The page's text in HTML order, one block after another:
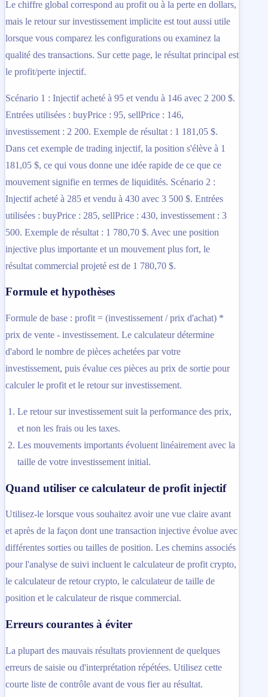
Le chiffre global correspond au profit ou à la perte en dollars,
mais le retour sur investissement implicite est tout aussi utile
lorsque vous comparez les configurations ou examinez la
qualité des transactions. Sur cette page, le résultat principal est
le profit/perte injectif.
Scénario 1 : Injectif acheté à 95 et vendu à 146 avec 2 200 $.
Entrées utilisées : buyPrice : 95, sellPrice : 146,
investissement : 2 200. Exemple de résultat : 1 181,05 $.
Dans cet exemple de trading injectif, la position s'élève à 1
181,05 $, ce qui vous donne une idée rapide de ce que ce
mouvement signifie en termes de liquidités. Scénario 2 :
Injectif acheté à 285 et vendu à 430 avec 3 500 $. Entrées
utilisées : buyPrice : 285, sellPrice : 430, investissement : 3
500. Exemple de résultat : 1 780,70 $. Avec une position
injective plus importante et un mouvement plus fort, le
résultat commercial projeté est de 1 780,70 $.
Formule et hypothèses
Formule de base : profit = (investissement / prix d'achat) *
prix de vente - investissement. Le calculateur détermine
d'abord le nombre de pièces achetées par votre
investissement, puis évalue ces pièces au prix de sortie pour
calculer le profit et le retour sur investissement.
Le retour sur investissement suit la performance des prix,
et non les frais ou les taxes.
Les mouvements importants évoluent linéairement avec la
taille de votre investissement initial.
Quand utiliser ce calculateur de profit injectif
Utilisez-le lorsque vous souhaitez avoir une vue claire avant
et après de la façon dont une transaction injective évolue avec
différentes sorties ou tailles de position. Les chemins associés
pour l'analyse de suivi incluent le calculateur de profit crypto,
le calculateur de retour crypto, le calculateur de taille de
position et le calculateur de risque commercial.
Erreurs courantes à éviter
La plupart des mauvais résultats proviennent de quelques
erreurs de saisie ou d'interprétation répétées. Utilisez cette
courte liste de contrôle avant de vous fier au résultat.